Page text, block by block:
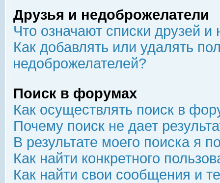
Друзья и недоброжелатели
Что означают списки друзей
Как добавлять или удалять
недоброжелателей?
Поиск в форумах
Как осуществлять поиск в
Почему поиск не дает
В результате моего поиска я
Как найти конкретного
Как найти свои сообщения и